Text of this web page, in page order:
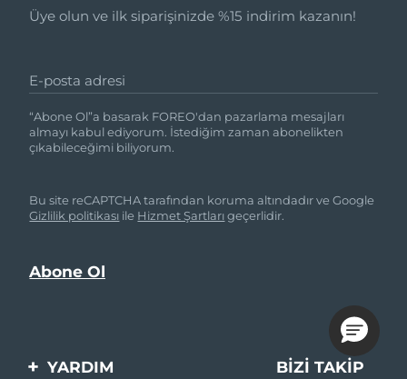
Üye olun ve ilk siparişinizde %15 indirim kazanın!
E-posta adresi
“Abone Ol”a basarak FOREO'dan pazarlama mesajları
almayı kabul ediyorum. İstediğim zaman abonelikten
çıkabileceğimi biliyorum.
Bu site reCAPTCHA tarafından koruma altındadır ve Google
Gizlilik politikası ile Hizmet Şartlarıgeçerlidir.
YARDIM BIZI TAKIP